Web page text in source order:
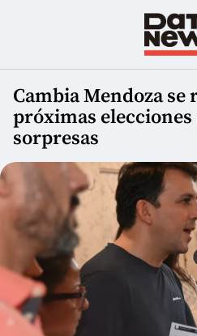
Cambia Mendoza se
próximas
sorpresas